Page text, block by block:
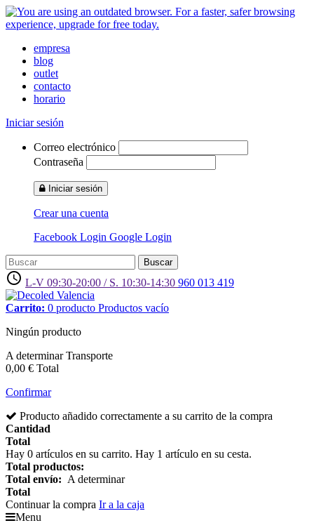
empresa
blog
outlet
contacto
horario
Iniciar sesión
Correo electrónico
Contraseña
Iniciar sesión
Crear una cuenta
Facebook Login Google Login
Buscar
access_time L-V 09:30-20:00 / S. 10:30-14:30 960 013 419
Carrito: 0 producto Productos vacío
Ningún producto
A determinarTransporte
0,00 € Total
Confirmar
Producto añadido correctamente a su carrito de la compra
Cantidad
Total
Hay 0 artículos en su carrito. Hay 1 artículo en su cesta.
Total productos:
Total envío: A determinar
Total
Continuar la compra Ir a la caja
Menu